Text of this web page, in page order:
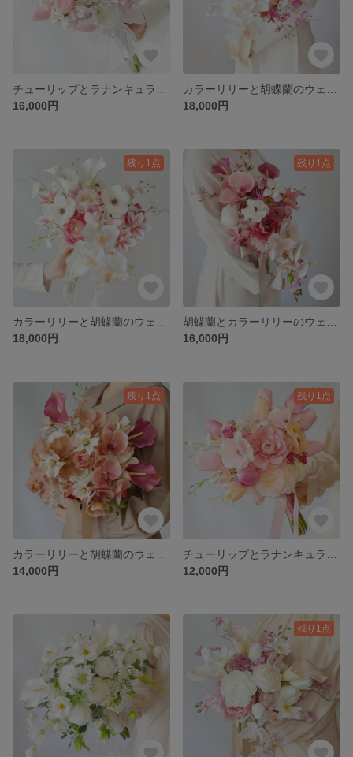
16,000円
18,000円
残り1点
18,000円
残り1点
16,000円
残り1点
14,000円
残り1点
12,000円
残り1点